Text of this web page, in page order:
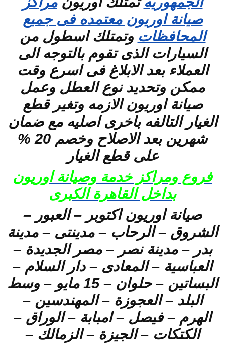
صيانة اوريون معتمده فى جميع
المحافظات وتمتلك اسطول من
السيارات الذى تقوم بالتوجه الى
العملاء بعد الابلاغ فى اسرع وقت
ممكن وتحديد نوع العطل وعمل
صيانة اوريون الازمه وتغير قطع
الغيار التالفه باخرى اصليه مع ضمان
شهرين بعد الاصلاح وخصم 20 %
على قطع الغيار
فروع ومراكز خدمة وصيانة اوريون
بداخل القاهرة الكبرى
صيانة اوريون اكتوبر – العبور –
الشروق – الرحاب – مدينتى – مدينة
بدر – مدينة نصر – مصر الجديدة –
العباسية – المعادى – دار السلام –
البساتين – حلوان – 15 مايو – وسط
البلد – العجوزة – المهندسين –
الهرم – فيصل – امبابة – الوراق –
الكتكات – الجيزة – الزمالك –